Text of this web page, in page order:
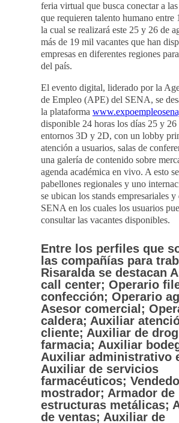
feria virtual que busca conectar a las
que requieren talento humano entre
la cual se realizará este 25 y 26 de
más de 19 mil vacantes que han
empresas en diferentes regiones
del país.
El evento digital, liderado por la
de Empleo (APE) del SENA, se
la plataforma
disponible 24 horas los días 25 y 26
entornos 3D y 2D, con un lobby
atención a usuarios, salas de
una galería de contenido sobre
agenda académica en vivo. A esto
pabellones regionales y uno
se ubican los stands empresariales
SENA en los cuales los usuarios
consultar las vacantes disponibles.
Entre los perfiles que
las compañías para
Risaralda se destacan
call center; Operario
confección; Operario
Asesor comercial;
caldera; Auxiliar
cliente; Auxiliar de
farmacia; Auxiliar
Auxiliar administrativo
Auxiliar de servicios
farmacéuticos;
mostrador; Armador de
estructuras metálicas;
de ventas; Auxiliar de